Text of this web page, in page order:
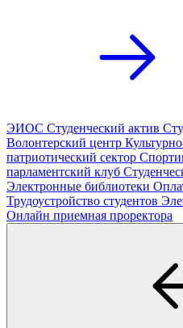
ЭИОС Студенческий актив
Волонтерский центр
патриотический сектор
парламентский клуб
Электронные библиотеки
Трудоустройство студентов
Онлайн приемная проректора